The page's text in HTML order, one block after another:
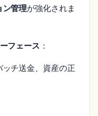
ン管理が強化されま
フェース ：
ッチ送金、資産の正